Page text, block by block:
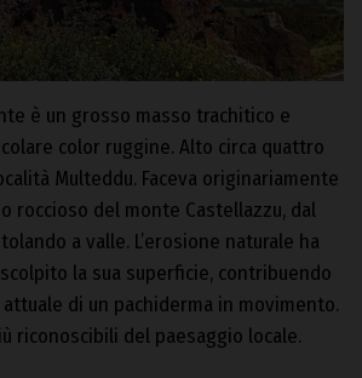
è un grosso masso trachitico e
color ruggine. Alto circa quattro
Multeddu. Faceva originariamente
roccioso del monte Castellazzu, dal
a valle. L’erosione naturale ha
la sua superficie, contribuendo
di un pachiderma in movimento.
riconoscibili del paesaggio locale.